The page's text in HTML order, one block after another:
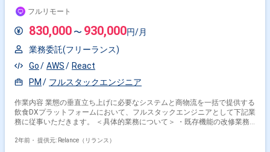
フルリモート
830,000 〜 930,000円/月
業務委託(フリーランス)
Go
AWS
React
PM
フルスタックエンジニア
作業内容 業態の垂直立ち上げに必要なシステムと商物流を一括で提供する
飲食DXプラットフォームにおいて、フルスタックエンジニアとして下記業
務に従事いただきます。 ＜具体的業務について＞ ・既存機能の改修業務
ナー様を対象とし、業態立ち上げに必要なシステムと商物流を一括で提供
2年前・ 提供元: Relance（リランス）